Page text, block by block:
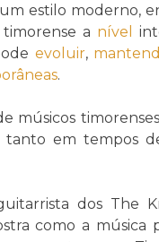
estilo moderno,
a nível
evoluir,
.
músicos
tanto em tempos
dos The
como a música